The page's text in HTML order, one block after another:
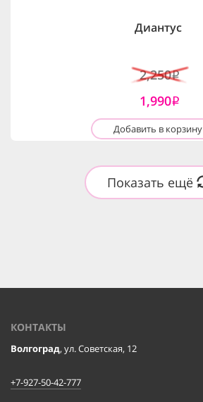
Диантус
2,250i
1,990i
Добавить в корзину
Показать ещё
КОНТАКТЫ
Волгоград, ул. Советская, 12
+7-927-50-42-777